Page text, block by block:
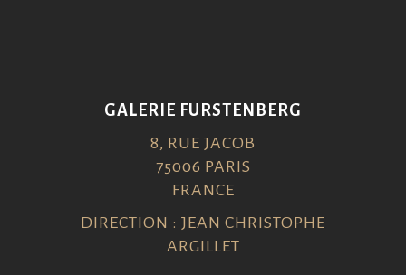
GALERIE FURSTENBERG
8, RUE JACOB
75006 PARIS
FRANCE
DIRECTION : JEAN CHRISTOPHE
ARGILLET